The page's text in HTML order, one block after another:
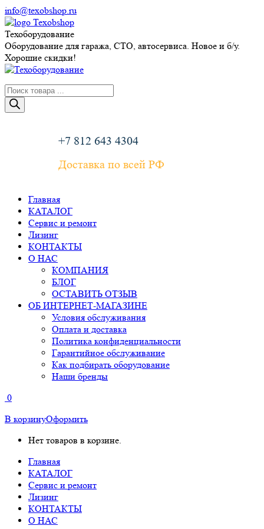
Перейти
к
содержанию
info@texobshop.ru
Telegram
page
opens
in
new
Whatsapp
page
opens
in
new
Вконтакте
page
opens
in
new
Сайт
page
opens
in
new
Техоборудование
Оборудование для гаража, СТО, автосервиса. Новое и б/у.
Хорошие скидки!
Поиск
товаров
+7 812 643 4304
Доставка по всей РФ
Главная
КАТАЛОГ
Сервис и ремонт
Лизинг
КОНТАКТЫ
О НАС
КОМПАНИЯ
БЛОГ
ОСТАВИТЬ ОТЗЫВ
ОБ ИНТЕРНЕТ-МАГАЗИНЕ
Условия обслуживания
Оплата и доставка
Политика конфиденциальности
Гарантийное обслуживание
Как подбирать оборудование
Наши бренды
0
В корзинуОформить
Нет товаров в корзине.
Главная
КАТАЛОГ
Сервис и ремонт
Лизинг
КОНТАКТЫ
О НАС